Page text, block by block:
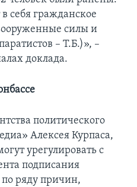
себя гражданское
силы и
– Т.Б.)», –
доклада.
политического
Алексея Курпаса,
урегулировать с
подписания
ряду причин,